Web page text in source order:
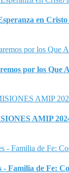
en Cristo
por los
AMIP
- Familia de Fe: